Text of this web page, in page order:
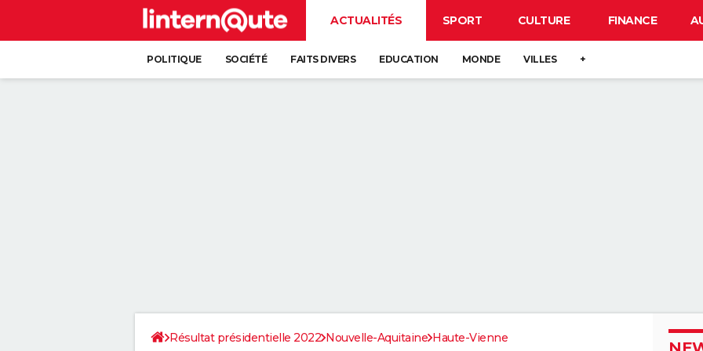
ACTUALITÉS SPORT CULTURE FINANCE
POLITIQUE SOCIÉTÉ FAITS DIVERS EDUCATION MONDE VILLES +
Résultat présidentielle 2022 Nouvelle-Aquitaine Haute-Vienne